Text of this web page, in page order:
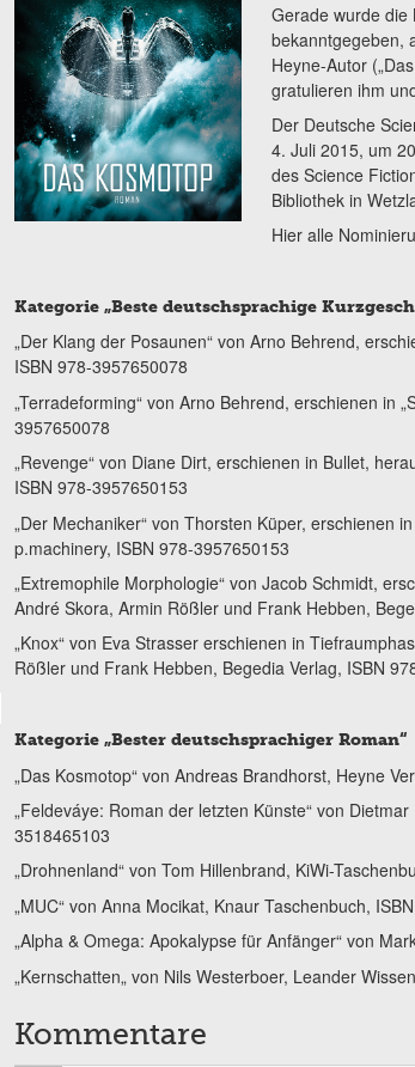
Gerade wurde die
bekanntgegeben,
Heyne-Autor
gratulieren ihm
Der Deutsche
4. Juli 2015, um
des Science
Bibliothek in
Hier alle
Kategorie „Beste deutschsprachige
„Der Klang der Posaunen“ von Arno Behrend,
ISBN 978-3957650078
„Terradeforming“ von Arno Behrend, erschienen in
3957650078
„Revenge“ von Diane Dirt, erschienen in Bullet,
ISBN 978-3957650153
„Der Mechaniker“ von Thorsten Küper, erschienen
p.machinery, ISBN 978-3957650153
„Extremophile Morphologie“ von Jacob Schmidt,
André Skora, Armin Rößler und Frank Hebben,
„Knox“ von Eva Strasser erschienen in
Rößler und Frank Hebben, Begedia Verlag, ISBN
Kategorie „Bester deutschsprachiger Roman“
„Das Kosmotop“ von Andreas Brandhorst, Heyne
„Feldeváye: Roman der letzten Künste“ von
3518465103
„Drohnenland“ von Tom Hillenbrand, KiWi-
„MUC“ von Anna Mocikat, Knaur Taschenbuch,
„Alpha & Omega: Apokalypse für Anfänger“ von
„Kernschatten„ von Nils Westerboer, Leander
Kommentare